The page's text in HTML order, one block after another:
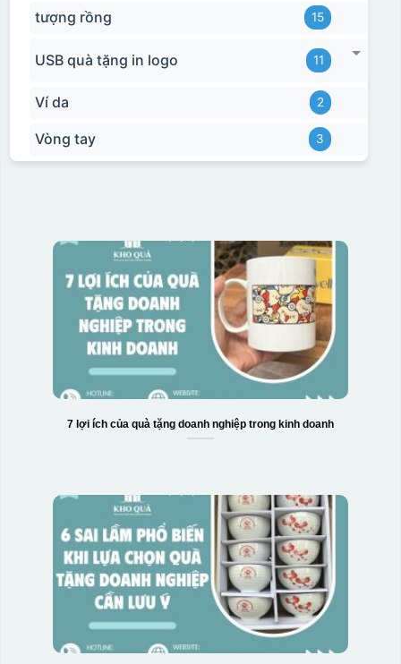
tượng rồng 15
USB quà tặng in logo 11
Ví da 2
Vòng tay 3
7 lợi ích của quà tặng doanh nghiệp trong kinh doanh